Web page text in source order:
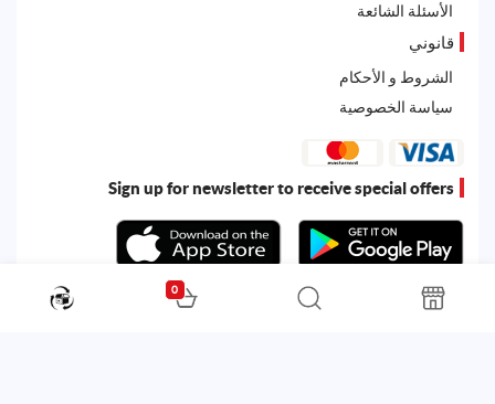
الأسئلة الشائعة
قانوني
الشروط و الأحكام
سياسة الخصوصية
Sign up for newsletter to receive special offers
0